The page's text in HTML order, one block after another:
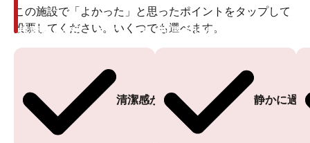
この施設で「よかった」と思ったポイントをタップして
投票してください。いくつでも選べます。
清潔感がある
投票ありがとうございます
静かに過
投票ありがとうございます